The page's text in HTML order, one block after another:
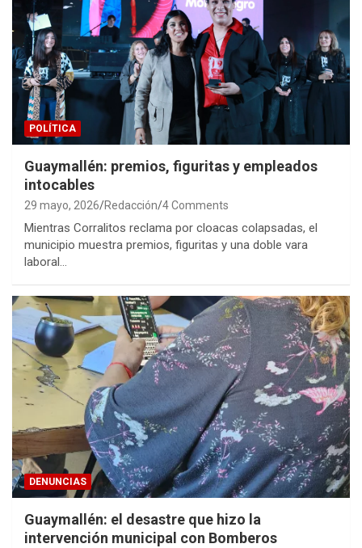
POLÍTICA
Guaymallén: premios, figuritas y empleados
intocables
29 mayo, 2026 Redacción 4 Comments
Mientras Corralitos reclama por cloacas colapsadas, el
municipio muestra premios, figuritas y una doble vara
laboral…
DENUNCIAS
Guaymallén: el desastre que hizo la
intervención municipal con Bomberos